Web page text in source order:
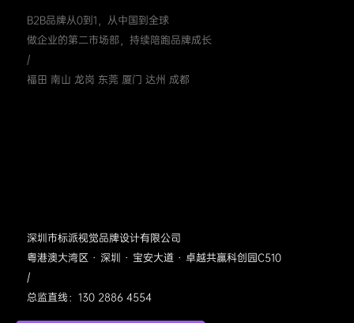
B2B品牌从0到1，从中国到全球
做企业的第二市场部，持续陪跑品牌成长
/
福田 南山 龙岗 东莞 厦门 达州 成都
深圳市标派视觉品牌设计有限公司
粤港澳大湾区 · 深圳 · 宝安大道 · 卓越共赢科创园C510
/
总监直线：130 2886 4554